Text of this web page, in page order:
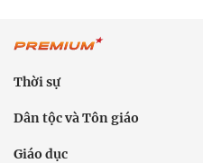
Thời sự
Dân tộc và Tôn giáo
Giáo dục